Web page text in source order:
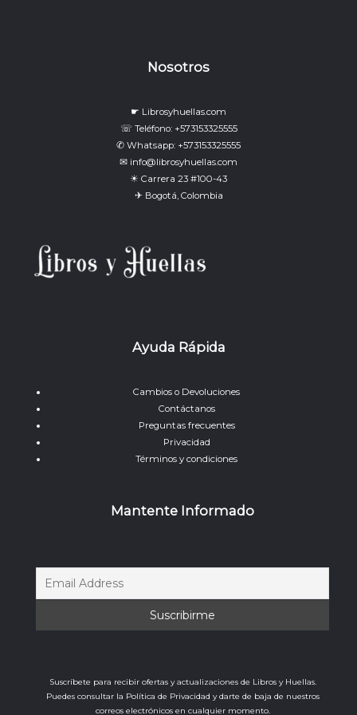
Nosotros
☛ Librosyhuellas.com
☏ Teléfono: +573153325555
✆ Whatsapp: +573153325555
✉ info@librosyhuellas.com
☀ Carrera 23 #100-43
✈ Bogotá, Colombia
Ayuda Rápida
Cambios o Devoluciones
Contáctanos
Preguntas frecuentes
Privacidad
Términos y condiciones
Mantente Informado
Suscríbete para recibir ofertas y actualizaciones de Libros y Huellas.
Puedes consultar la Política de Privacidad y darte de baja de nuestros
correos electrónicos en cualquier momento.